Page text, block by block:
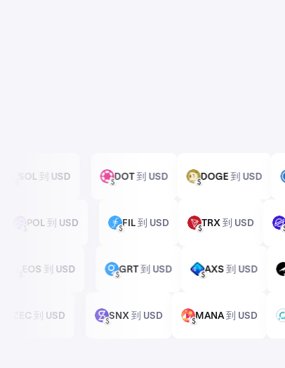
DOT DOT到 USD
DOGEDOGE到 USD
SOL 到 USD
FIL
FIL 到 USD
TRX TRX 到 USD
POL
POL 到 USD
GRT
GRT到 USD
AXS AXS到 USD
EOS
EOS 到 USD
SNX
SNX到 USD
MANA MANA到 USD
ZEC到 USD